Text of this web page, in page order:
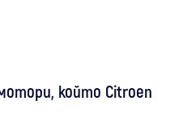
който Citroen